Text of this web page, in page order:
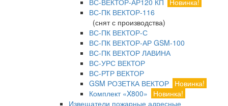
ВС-ВЕКТОР-АР120 КП
Новинка!
ВС-ПК ВЕКТОР-116
(снят с производства)
ВС-ПК ВЕКТОР-С
ВС-ПК ВЕКТОР-АР GSM-100
ВС-ПК ВЕКТОР ЛАВИНА
ВС-УРС ВЕКТОР
ВС-РТР ВЕКТОР
GSM РОЗЕТКА ВЕКТОР Новинка!
Комплект «X800»
Новинка!
Извещатели пожарные адресные